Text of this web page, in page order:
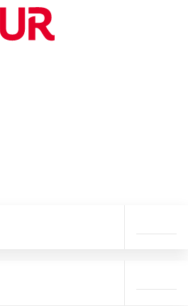
OFERTE DE NERATAT